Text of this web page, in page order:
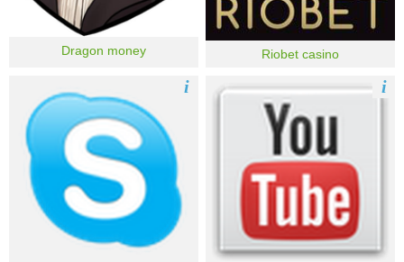
Dragon money Riobet casino
i i